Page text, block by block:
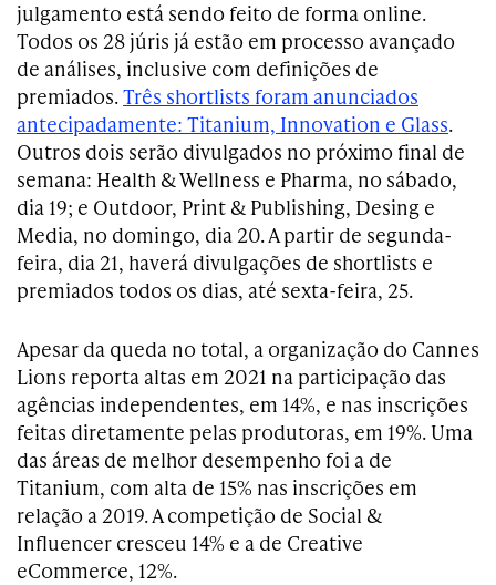
julgamento está sendo feito de forma online.
Todos os 28 júris já estão em processo avançado
de análises, inclusive com definições de
premiados.Três shortlists foram anunciados
antecipadamente: Titanium, Innovation e Glass.
Outros dois serão divulgados no próximo final de
semana: Health & Wellness e Pharma, no sábado,
dia 19; e Outdoor, Print & Publishing, Desing e
Media, no domingo, dia 20. A partir de segunda-
feira, dia 21, haverá divulgações de shortlists e
premiados todos os dias, até sexta-feira, 25.
Apesar da queda no total, a organização do Cannes
Lions reporta altas em 2021 na participação das
agências independentes, em 14%, e nas inscrições
feitas diretamente pelas produtoras, em 19%. Uma
das áreas de melhor desempenho foi a de
Titanium, com alta de 15% nas inscrições em
relação a 2019. A competição de Social &
Influencer cresceu 14% e a de Creative
eCommerce, 12%.